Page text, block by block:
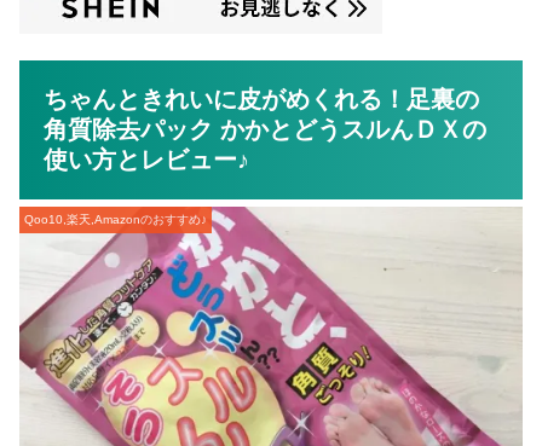
ちゃんときれいに皮がめくれる！足裏の
角質除去パック かかとどうスルんＤＸの
使い方とレビュー♪
Qoo10,楽天,Amazonのおすすめ♪